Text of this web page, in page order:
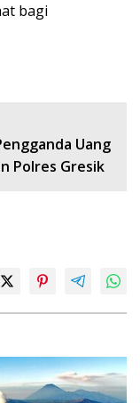
bagi
Uang
Polres Gresik